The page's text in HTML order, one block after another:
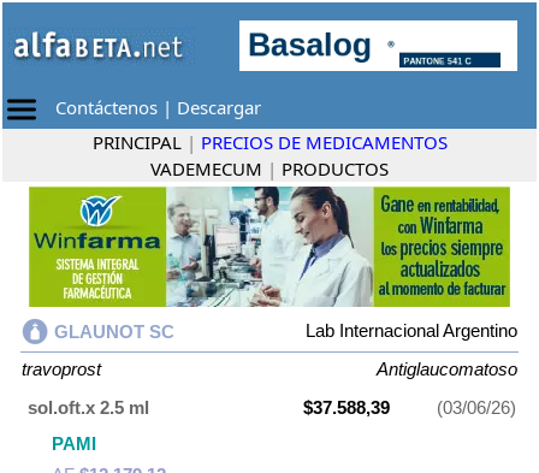
Contáctenos | Descargar
PRINCIPAL | PRECIOS DE MEDICAMENTOS
VADEMECUM | PRODUCTOS
GLAUNOT SC
Lab Internacional Argentino
travoprost
Antiglaucomatoso
sol.oft.x 2.5 ml
$37.588,39
(03/06/26)
PAMI